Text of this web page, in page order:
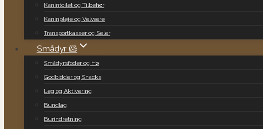
Kanintoilet og Tilbehør
Kaninpleje og Velvære
Transportkasser og Seler
Smådyr 🐹
Smådyrsfoder og Hø
Godbidder og Snacks
Leg og Aktivering
Bundlag
Burindretning